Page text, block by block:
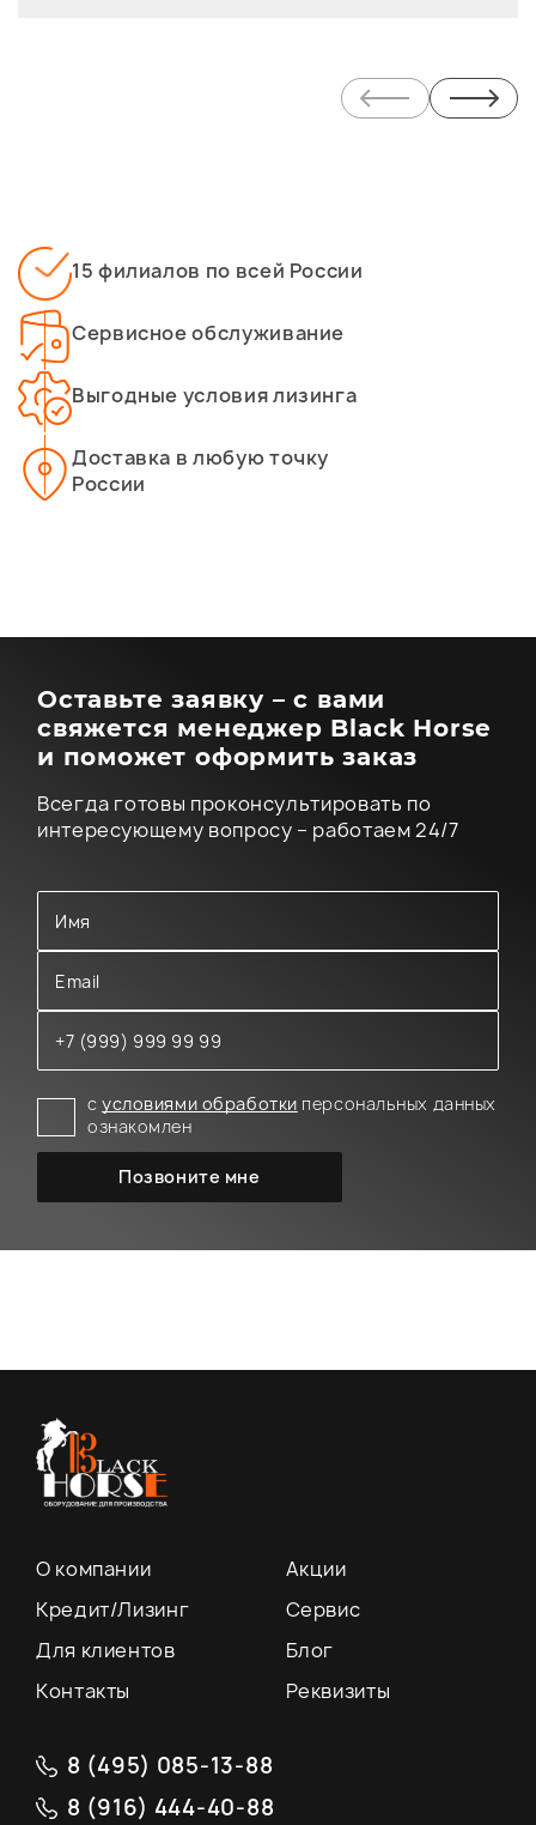
15 филиалов по всей России
Сервисное обслуживание
Выгодные условия лизинга
Доставка в любую точку
России
Оставьте заявку – с вами
свяжется менеджер Black Horse
и поможет оформить заказ
Всегда готовы проконсультировать по
интересующему вопросу – работаем 24/7
сусловиями обработки персональных данных
ознакомлен
О компании
Акции
Кредит/Лизинг
Сервис
Для клиентов
Блог
Контакты
Реквизиты
8 (495) 085-13-88
8 (916) 444-40-88